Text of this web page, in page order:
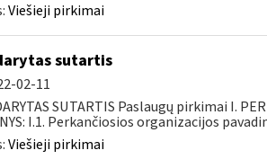
Viešieji pirkimai
sutartis
02-11
SUTARTIS Paslaugų pirkimai I.
I.1. Perkančiosios organizacijos
Viešieji pirkimai